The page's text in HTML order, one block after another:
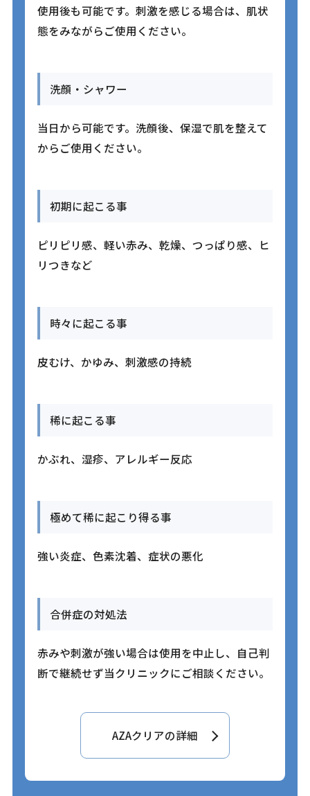
使用後も可能です。刺激を感じる場合は、肌状
態をみながらご使用ください。
洗顔・シャワー
当日から可能です。洗顔後、保湿で肌を整えて
からご使用ください。
初期に起こる事
ピリピリ感、軽い赤み、乾燥、つっぱり感、ヒ
リつきなど
時々に起こる事
皮むけ、かゆみ、刺激感の持続
稀に起こる事
かぶれ、湿疹、アレルギー反応
極めて稀に起こり得る事
強い炎症、色素沈着、症状の悪化
合併症の対処法
赤みや刺激が強い場合は使用を中止し、自己判
断で継続せず当クリニックにご相談ください。
AZAクリアの詳細